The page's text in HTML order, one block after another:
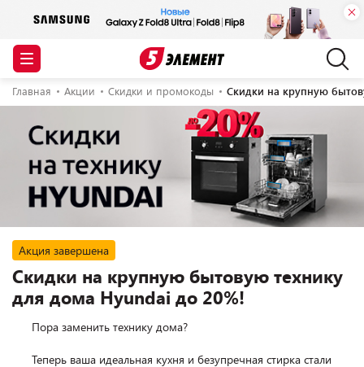
Главная Акции Скидки и промокоды Скидки на крупную
Акция завершена
Скидки на крупную бытовую технику
для дома Hyundai до 20%!